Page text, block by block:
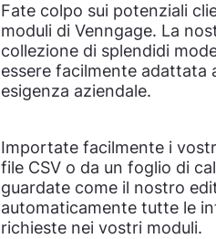
Fate colpo sui potenziali
moduli di Venngage. La
collezione di splendidi
essere facilmente adattata
esigenza aziendale.
Importate facilmente i
file CSV o da un foglio di
guardate come il nostro
automaticamente tutte le
richieste nei vostri moduli.